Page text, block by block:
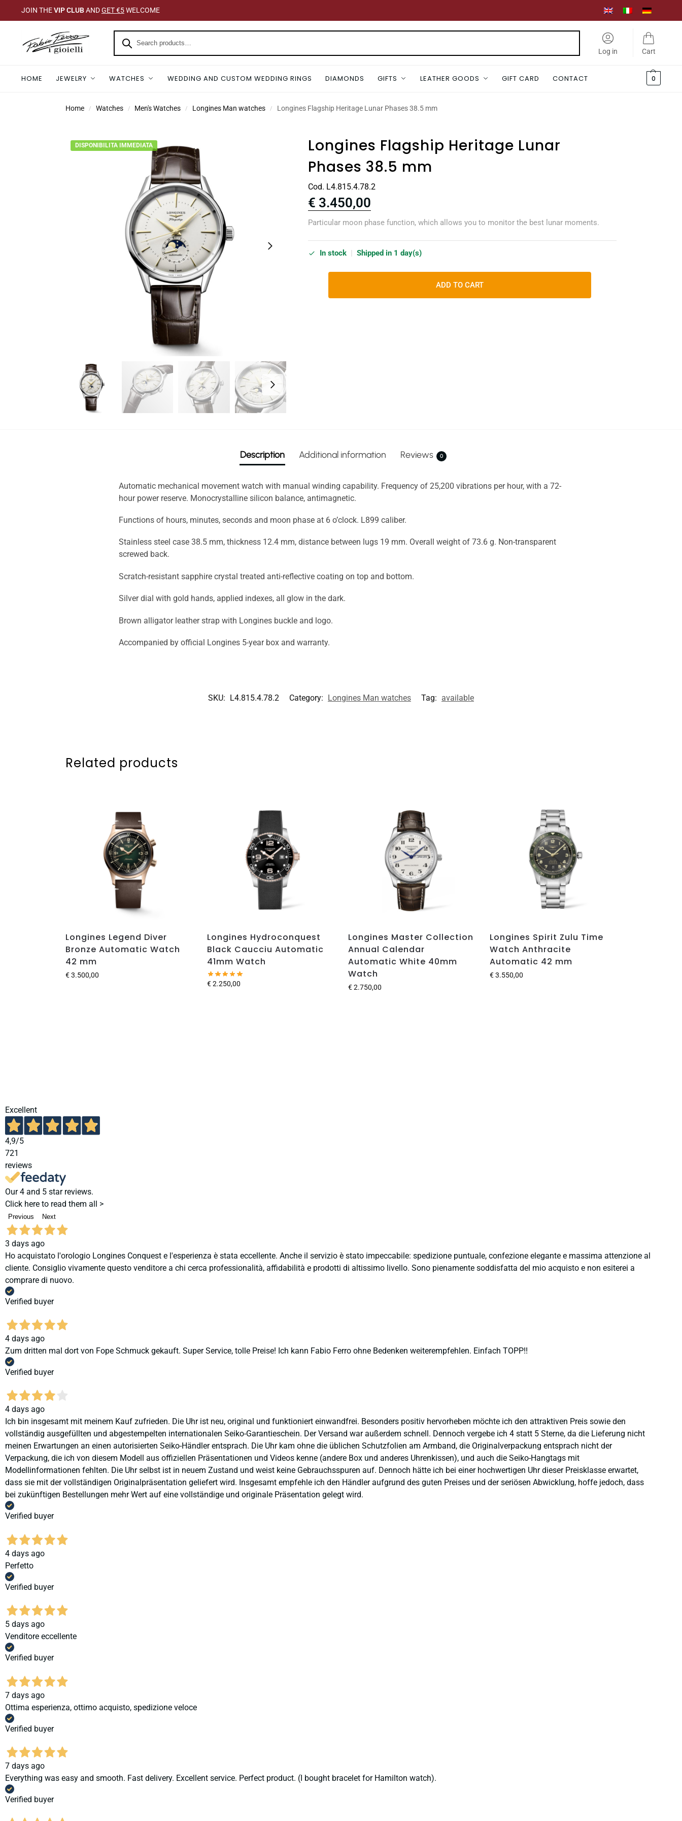
JOIN THEVIP CLUBANDGET €5WELCOME
Log in Cart
HOME JEWELRY WATCHES WEDDING AND CUSTOM WEDDING RINGS DIAMONDS GIFTS LEATHER GOODS GIFT CARD CONTACT 0
Home / Watches / Men's Watches / Longines Man watches / Longines Flagship Heritage Lunar Phases 38.5 mm
DISPONIBILITA IMMEDIATA
Longines Flagship Heritage Lunar
Phases 38.5 mm
Cod. L4.815.4.78.2
€ 3.450,00
Particular moon phase function, which allows you to monitor the best lunar moments.
In stock Shipped in 1 day(s)
ADD TO CART
Description Additional information Reviews 0
Automatic mechanical movement watch with manual winding capability. Frequency of 25,200 vibrations per hour, with a 72-
hour power reserve. Monocrystalline silicon balance, antimagnetic.
Functions of hours, minutes, seconds and moon phase at 6 o’clock. L899 caliber.
Stainless steel case 38.5 mm, thickness 12.4 mm, distance between lugs 19 mm. Overall weight of 73.6 g. Non-transparent
screwed back.
Scratch-resistant sapphire crystal treated anti-reflective coating on top and bottom.
Silver dial with gold hands, applied indexes, all glow in the dark.
Brown alligator leather strap with Longines buckle and logo.
Accompanied by official Longines 5-year box and warranty.
SKU: L4.815.4.78.2 Category: Longines Man watches Tag: available
Related products
Longines Legend Diver
Bronze Automatic Watch
42 mm
€3.500,00
Longines Hydroconquest
Black Caucciu Automatic
41mm Watch
€2.250,00
Longines Master Collection
Annual Calendar
Automatic White 40mm
Watch
€2.750,00
Longines Spirit Zulu Time
Watch Anthracite
Automatic 42 mm
€3.550,00
Excellent
4,9/5
721
reviews
Our 4 and 5 star reviews.
Click here to read them all >
Previous Next
3 days ago
Ho acquistato l'orologio Longines Conquest e l'esperienza è stata eccellente. Anche il servizio è stato impeccabile: spedizione puntuale, confezione elegante e massima attenzione al
cliente. Consiglio vivamente questo venditore a chi cerca professionalità, affidabilità e prodotti di altissimo livello. Sono pienamente soddisfatta del mio acquisto e non esiterei a
comprare di nuovo.
Verified buyer
4 days ago
Zum dritten mal dort von Fope Schmuck gekauft. Super Service, tolle Preise! Ich kann Fabio Ferro ohne Bedenken weiterempfehlen. Einfach TOPP!!
Verified buyer
4 days ago
Ich bin insgesamt mit meinem Kauf zufrieden. Die Uhr ist neu, original und funktioniert einwandfrei. Besonders positiv hervorheben möchte ich den attraktiven Preis sowie den
vollständig ausgefüllten und abgestempelten internationalen Seiko-Garantieschein. Der Versand war außerdem schnell. Dennoch vergebe ich 4 statt 5 Sterne, da die Lieferung nicht
meinen Erwartungen an einen autorisierten Seiko-Händler entsprach. Die Uhr kam ohne die üblichen Schutzfolien am Armband, die Originalverpackung entsprach nicht der
Verpackung, die ich von diesem Modell aus offiziellen Präsentationen und Videos kenne (andere Box und anderes Uhrenkissen), und auch die Seiko-Hangtags mit
Modellinformationen fehlten. Die Uhr selbst ist in neuem Zustand und weist keine Gebrauchsspuren auf. Dennoch hätte ich bei einer hochwertigen Uhr dieser Preisklasse erwartet,
dass sie mit der vollständigen Originalpräsentation geliefert wird. Insgesamt empfehle ich den Händler aufgrund des guten Preises und der seriösen Abwicklung, hoffe jedoch, dass
bei zukünftigen Bestellungen mehr Wert auf eine vollständige und originale Präsentation gelegt wird.
Verified buyer
4 days ago
Perfetto
Verified buyer
5 days ago
Venditore eccellente
Verified buyer
7 days ago
Ottima esperienza, ottimo acquisto, spedizione veloce
Verified buyer
7 days ago
Everything was easy and smooth. Fast delivery. Excellent service. Perfect product. (I bought bracelet for Hamilton watch).
Verified buyer